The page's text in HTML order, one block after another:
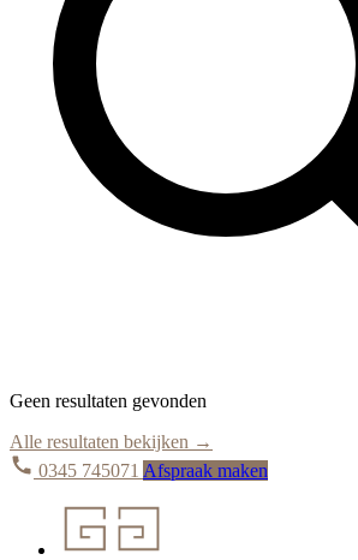
Geen resultaten gevonden
Alle resultaten bekijken →
0345 745071 Afspraak maken